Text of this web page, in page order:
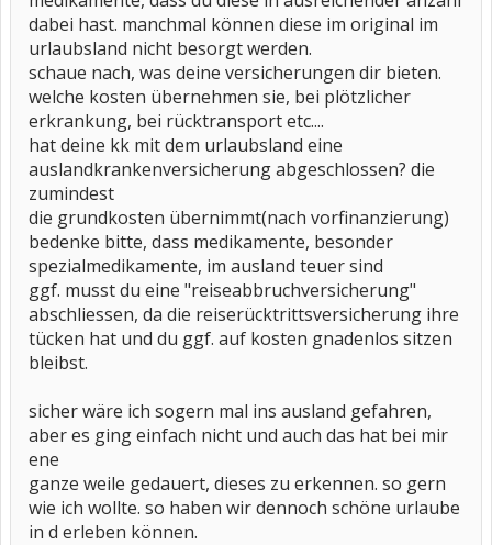
dabei hast. manchmal können diese im original im
urlaubsland nicht besorgt werden.
schaue nach, was deine versicherungen dir bieten.
welche kosten übernehmen sie, bei plötzlicher
erkrankung, bei rücktransport etc....
hat deine kk mit dem urlaubsland eine
auslandkrankenversicherung abgeschlossen? die
zumindest
die grundkosten übernimmt(nach vorfinanzierung)
bedenke bitte, dass medikamente, besonder
spezialmedikamente, im ausland teuer sind
ggf. musst du eine "reiseabbruchversicherung"
abschliessen, da die reiserücktrittsversicherung ihre
tücken hat und du ggf. auf kosten gnadenlos sitzen
bleibst.
sicher wäre ich sogern mal ins ausland gefahren,
aber es ging einfach nicht und auch das hat bei mir
ene
ganze weile gedauert, dieses zu erkennen. so gern
wie ich wollte. so haben wir dennoch schöne urlaube
in d erleben können.